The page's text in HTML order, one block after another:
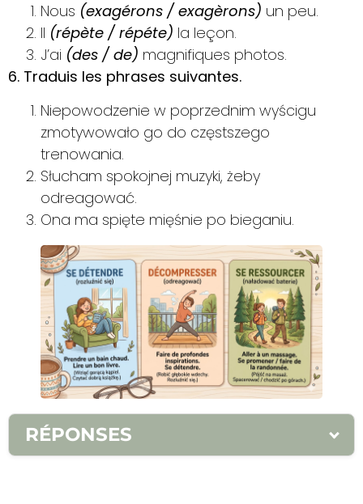
Nous (exagérons / exagèrons) un peu.
Il (répète / répéte) la leçon.
J’ai (des / de) magnifiques photos.
6. Traduis les phrases suivantes.
Niepowodzenie w poprzednim wyścigu
zmotywowało go do częstszego
trenowania.
Słucham spokojnej muzyki, żeby
odreagować.
Ona ma spięte mięśnie po bieganiu.
RÉPONSES